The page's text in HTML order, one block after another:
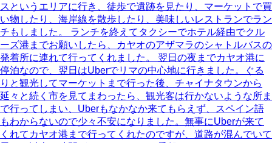
スというエリアに行き、徒歩で遺跡を見たり、マーケットで買
い物したり、海岸線を散歩したり、美味しいレストランでラン
チもしました。 ランチを終えてタクシーでホテル経由でクル
ーズ港までお願いしたら、カヤオのアザマラのシャトルバスの
発着所に連れて行ってくれました。 翌日の夜までカヤオ港に
停泊なので、翌日はUberでリマの中心地に行きました。ぐる
りと観光してマーケットまで行った後、チャイナタウンから
延々と続く市を見てまわったら、観光客は行かないような所ま
で行ってしまい、Uberもなかなか来てもらえず、スペイン語
もわからないので少々不安になりました。無事にUberが来て
くれてカヤオ港まで行ってくれたのですが、道路が混んでいて